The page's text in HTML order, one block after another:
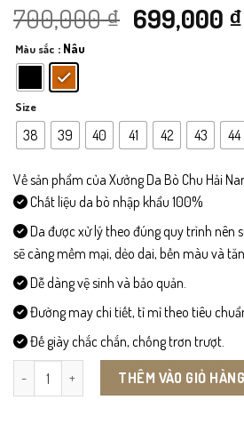
700,000₫ Giá
700,000 ₫.
699,000 ₫
Màu sắc : Nâu
Size
38 39 40 41 42 43 44
Về sản phẩm của Xưởng Da Bò Chu Hải
Chất liệu da bò nhập khẩu 100%
Da được xử lý theo đúng quy trình nên
sẽ càng mềm mại, dẻo dai, bền màu và
Dễ dàng vệ sinh và bảo quản.
Đường may chi tiết, tỉ mỉ theo tiêu
Đế giày chắc chắn, chống trơn trượt.
CS16 - Giày Da Công Sở số lượng
THÊM VÀO GIỎ HÀNG